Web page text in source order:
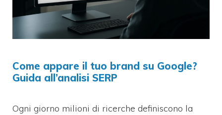
Come appare il tuo brand su Google?
Guida all’analisi SERP
Ogni giorno milioni di ricerche definiscono la